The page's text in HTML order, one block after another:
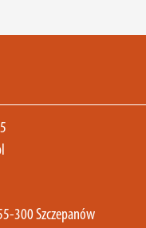
300 Szczepanów